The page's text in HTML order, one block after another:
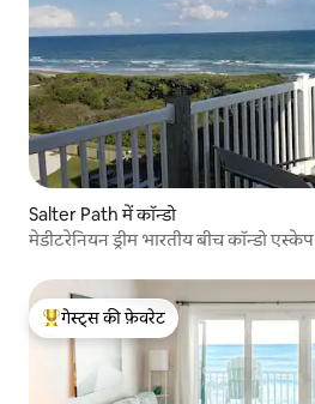
Salter Path में कॉन्डो
मेडीटरेनियन ड्रीम भारतीय बीच कॉन्डो एस्केप
गेस्ट्स का टॉप फ़ेवरेट
गेस्ट्स की फ़ेवरेट